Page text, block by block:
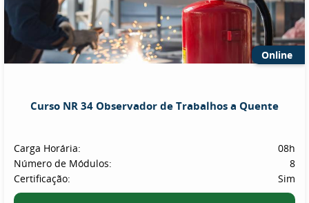
Online
Curso NR 34 Observador de Trabalhos a Quente
Carga Horária:
08h
Número de Módulos:
8
Certificação:
Sim